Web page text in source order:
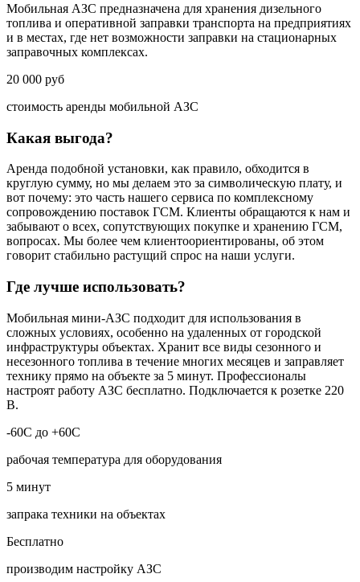
Мобильная АЗС предназначена для хранения дизельного
топлива и оперативной заправки транспорта на предприятиях
и в местах, где нет возможности заправки на стационарных
заправочных комплексах.
20 000 руб
стоимость аренды мобильной АЗС
Какая выгода?
Аренда подобной установки, как правило, обходится в
круглую сумму, но мы делаем это за символическую плату, и
вот почему: это часть нашего сервиса по комплексному
сопровождению поставок ГСМ. Клиенты обращаются к нам и
забывают о всех, сопутствующих покупке и хранению ГСМ,
вопросах. Мы более чем клиентоориентированы, об этом
говорит стабильно растущий спрос на наши услуги.
Где лучше использовать?
Мобильная мини-АЗС подходит для использования в
сложных условиях, особенно на удаленных от городской
инфраструктуры объектах. Хранит все виды сезонного и
несезонного топлива в течение многих месяцев и заправляет
технику прямо на объекте за 5 минут. Профессионалы
настроят работу АЗС бесплатно. Подключается к розетке 220
В.
-60C до +60C
рабочая температура для оборудования
5 минут
запрака техники на объектах
Бесплатно
производим настройку АЗС